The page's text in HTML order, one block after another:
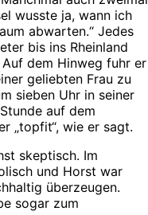
wusste ja, wann ich
abwarten.“ Jedes
bis ins Rheinland
dem Hinweg fuhr er
geliebten Frau zu
sieben Uhr in seiner
auf dem
„topfit“, wie er sagt.
skeptisch. Im
und Horst war
überzeugen.
sogar zum